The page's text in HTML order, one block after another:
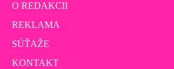
O REDAKCII
REKLAMA
SÚŤAŽE
KONTAKT